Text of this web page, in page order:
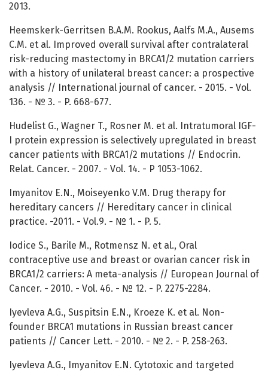
2013.
Heemskerk-Gerritsen B.A.M. Rookus, Aalfs M.A., Ausems
C.M. et al. Improved overall survival after contralateral
risk-reducing mastectomy in BRCA1/2 mutation carriers
with a history of unilateral breast cancer: a prospective
analysis // International journal of cancer. - 2015. - Vol.
136. - № 3. - P. 668-677.
Hudelist G., Wagner T., Rosner M. et al. Intratumoral IGF-
I protein expression is selectively upregulated in breast
cancer patients with BRCA1/2 mutations // Endocrin.
Relat. Cancer. - 2007. - Vol. 14. - P 1053-1062.
Imyanitov E.N., Moiseyenko V.M. Drug therapy for
hereditary cancers // Hereditary cancer in clinical
practice. -2011. - Vol.9. - № 1. - P. 5.
Iodice S., Barile M., Rotmensz N. et al., Oral
contraceptive use and breast or ovarian cancer risk in
BRCA1/2 carriers: A meta-analysis // European Journal of
Cancer. - 2010. - Vol. 46. - № 12. - P. 2275-2284.
Iyevleva A.G., Suspitsin E.N., Kroeze K. et al. Non-
founder BRCA1 mutations in Russian breast cancer
patients // Cancer Lett. - 2010. - № 2. - P. 258-263.
Iyevleva A.G., Imyanitov E.N. Cytotoxic and targeted